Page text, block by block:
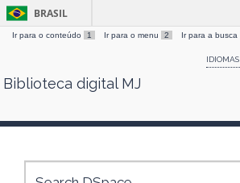
Skip
BRASIL
Ir para o conteúdo 1 Ir para o menu 2 Ir para a busca
IDIOMAS
Biblioteca digital MJ